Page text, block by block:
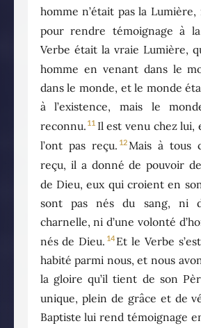
homme n’était pas la
pour rendre témoignage à
Verbe était la vraie Lumière,
homme en venant dans le
dans le monde, et le monde
à l’existence, mais le
reconnu. 11 Il est venu chez lui,
l’ont pas reçu. 12Mais à tous
reçu, il a donné de pouvoir
de Dieu, eux qui croient en
sont pas nés du sang, ni
charnelle, ni d’une volonté
nés de Dieu. 14 Et le Verbe
habité parmi nous, et nous
la gloire qu’il tient de son
unique, plein de grâce et de
Baptiste lui rend témoignage